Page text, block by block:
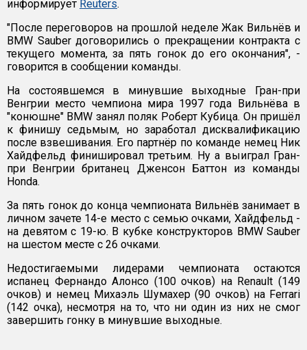
информирует Reuters.
"После переговоров на прошлой неделе Жак Вильнёв и
BMW Sauber договорились о прекращении контракта с
текущего момента, за пять гонок до его окончания", -
говорится в сообщении команды.
На состоявшемся в минувшие выходные Гран-при
Венгрии место чемпиона мира 1997 года Вильнёва в
"конюшне" BMW занял поляк Роберт Кубица. Он пришёл
к финишу седьмым, но заработал дисквалификацию
после взвешивания. Его партнёр по команде немец Ник
Хайдфельд финишировал третьим. Ну а выиграл Гран-
при Венгрии британец Дженсон Баттон из команды
Honda.
За пять гонок до конца чемпионата Вильнёв занимает в
личном зачете 14-е место с семью очками, Хайдфельд -
на девятом с 19-ю. В кубке конструкторов BMW Sauber
на шестом месте с 26 очками.
Недостигаемыми лидерами чемпионата остаются
испанец Фернандо Алонсо (100 очков) на Renault (149
очков) и немец Михаэль Шумахер (90 очков) на Ferrari
(142 очка), несмотря на то, что ни один из них не смог
завершить гонку в минувшие выходные.